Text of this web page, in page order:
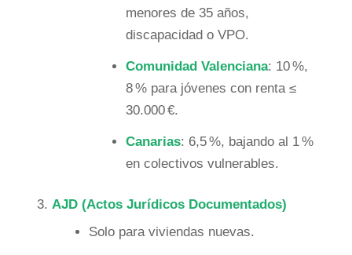
menores de 35 años,
discapacidad o VPO.
Comunidad Valenciana: 10 %,
8 % para jóvenes con renta ≤
30.000 €.
Canarias: 6,5 %, bajando al 1 %
en colectivos vulnerables.
AJD (Actos Jurídicos Documentados)
Solo para viviendas nuevas.